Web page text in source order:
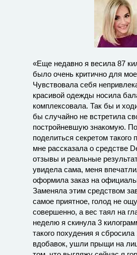
«Еще недавно я весила 87
было очень критично для
Чувствовала себя
красивой одежды носила
комплексовала. Так бы и
бы случайно не встретила
постройневшую знакомую.
поделиться секретом такого
мне рассказала о средстве
отзывы и реальные
увидела сама, меня
оформила заказ на
Заменяла этим средством
самое приятное, голод не
совершенно, а вес таял на
неделю я скинула 3
такого похудения я
вдобавок, ушли прыщи на